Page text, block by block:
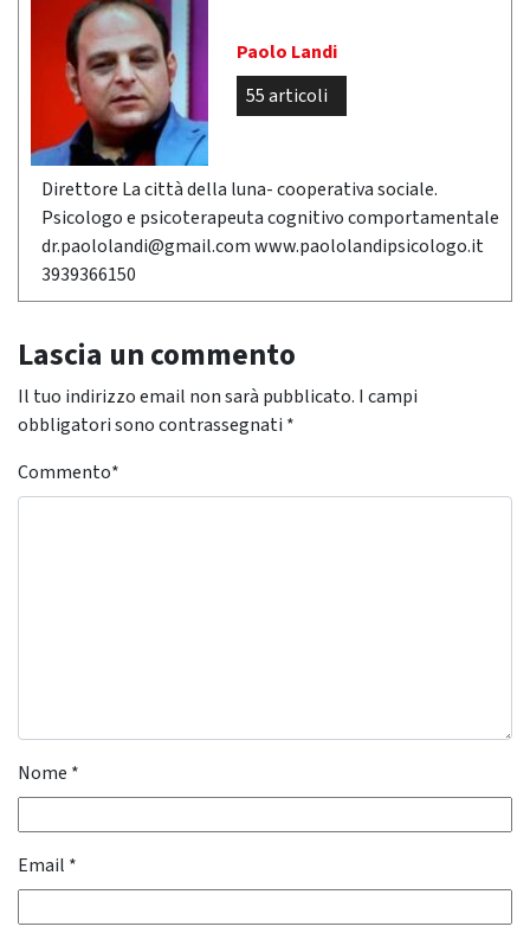
Paolo Landi
55 articoli
Direttore La città della luna- cooperativa sociale.
Psicologo e psicoterapeuta cognitivo comportamentale
dr.paololandi@gmail.com www.paololandipsicologo.it
3939366150
Lascia un commento
Il tuo indirizzo email non sarà pubblicato. I campi
obbligatori sono contrassegnati *
Commento*
Nome *
Email *